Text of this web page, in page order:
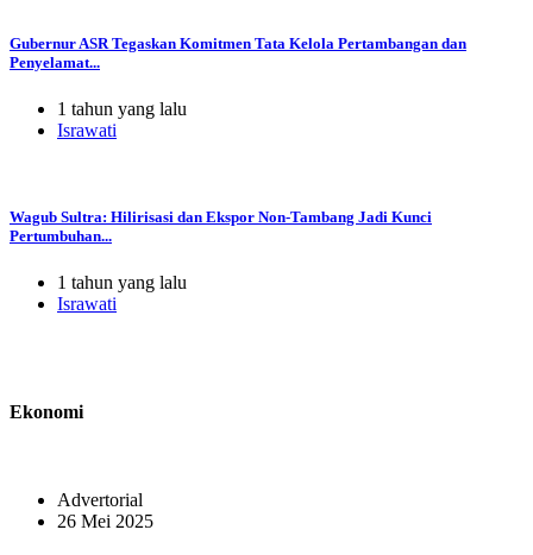
Gubernur ASR Tegaskan Komitmen Tata Kelola Pertambangan dan
Penyelamat...
1 tahun yang lalu
Israwati
Wagub Sultra: Hilirisasi dan Ekspor Non-Tambang Jadi Kunci
Pertumbuhan...
1 tahun yang lalu
Israwati
Ekonomi
Advertorial
26 Mei 2025